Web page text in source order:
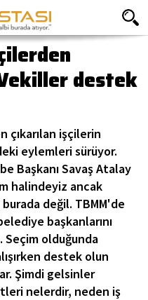
destek
çıkarılan işçilerin
eylemleri sürüyor.
Başkanı Savaş Atalay
halindeyiz ancak
değil. TBMM'de
başkanlarını
olduğunda
destek olun
Şimdi gelsinler
nelerdir, neden iş